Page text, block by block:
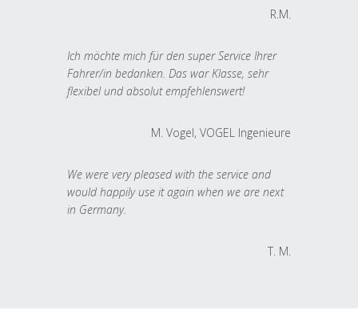
R.M.
Ich möchte mich für den super Service Ihrer
Fahrer/in bedanken. Das war Klasse, sehr
flexibel und absolut empfehlenswert!
M. Vogel, VOGEL Ingenieure
We were very pleased with the service and
would happily use it again when we are next
in Germany.
T. M.